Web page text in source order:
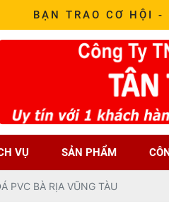
BẠN TRAO CƠ HỘI
VỤ SẢN PHẨM
PVC BÀ RỊA VŨNG TÀU